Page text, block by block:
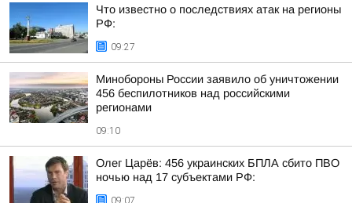
Что известно о последствиях атак на регионы
РФ:
09:27
Минобороны России заявило об уничтожении
456 беспилотников над российскими
регионами
09:10
Олег Царёв: 456 украинских БПЛА сбито ПВО
ночью над 17 субъектами РФ:
09:07